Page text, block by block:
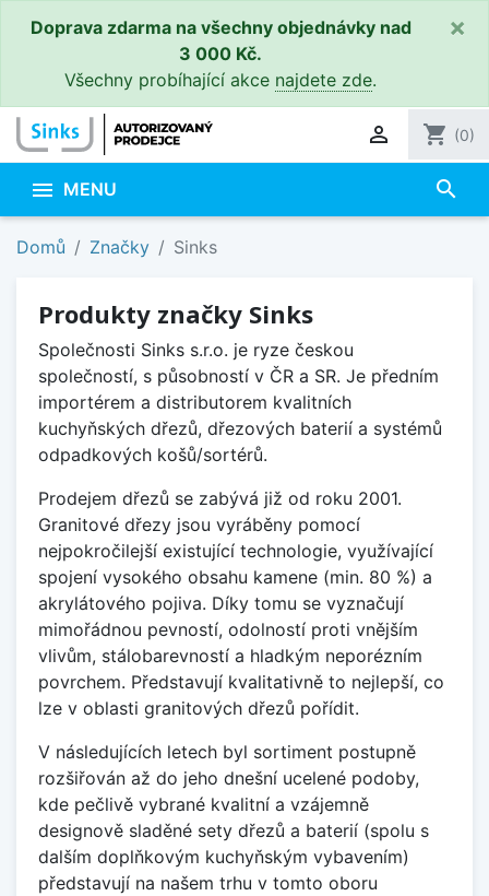
Doprava zdarma na všechny objednávky nad
3 000 Kč.
Všechny probíhající akce najdete zde.
×
 shopping_cart (0)
 MENU search
Domů Značky Sinks
Produkty značky Sinks
Společnosti Sinks s.r.o. je ryze českou
společností, s působností v ČR a SR. Je předním
importérem a distributorem kvalitních
kuchyňských dřezů, dřezových baterií a systémů
odpadkových košů/sortérů.
Prodejem dřezů se zabývá již od roku 2001.
Granitové dřezy jsou vyráběny pomocí
nejpokročilejší existující technologie, využívající
spojení vysokého obsahu kamene (min. 80 %) a
akrylátového pojiva. Díky tomu se vyznačují
mimořádnou pevností, odolností proti vnějším
vlivům, stálobarevností a hladkým neporézním
povrchem. Představují kvalitativně to nejlepší, co
lze v oblasti granitových dřezů pořídit.
V následujících letech byl sortiment postupně
rozšiřován až do jeho dnešní ucelené podoby,
kde pečlivě vybrané kvalitní a vzájemně
designově sladěné sety dřezů a baterií (spolu s
dalším doplňkovým kuchyňským vybavením)
představují na našem trhu v tomto oboru